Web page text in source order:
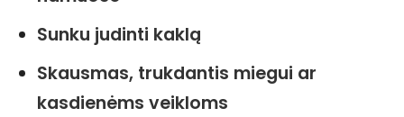
Sunku judinti kaklą
Skausmas, trukdantis miegui ar
kasdienėms veikloms